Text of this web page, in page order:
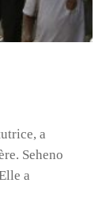
a
Seheno
a